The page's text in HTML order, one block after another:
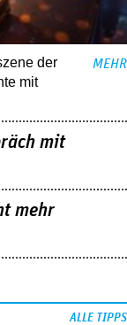
der
mit
MEHR
mit
mehr
ALLE TIPPS